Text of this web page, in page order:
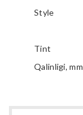
Style
Tint
Qalinligi, mm